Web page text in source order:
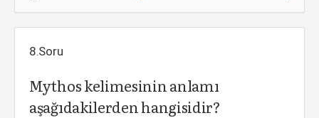
8.Soru
Mythos kelimesinin anlamı
aşağıdakilerden hangisidir?